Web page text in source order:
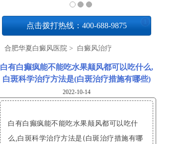
点击拨打热线：400-688-9875
合肥华夏白癜风医院 > 白癜风治疗
白有白癫疯能不能吃水果颠风都可以吃什么,
白斑科学治疗方法是(白斑治疗措施有哪些)
2022-10-14
白有白癫疯能不能吃水果颠风都可以吃什
么,白斑科学治疗方法是(白斑治疗措施有哪